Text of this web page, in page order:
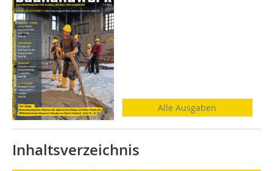
Alle Ausgaben
Inhaltsverzeichnis